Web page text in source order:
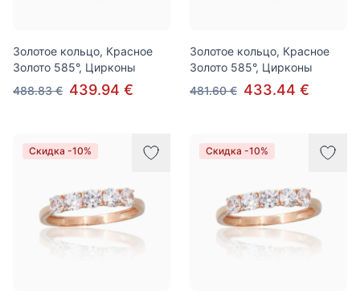
Золотое кольцо, Красное
Золото 585°, Цирконы
488.83 € 439.94 €
Золотое кольцо, Красное
Золото 585°, Цирконы
481.60 € 433.44 €
Скидка -10% Скидка -10%